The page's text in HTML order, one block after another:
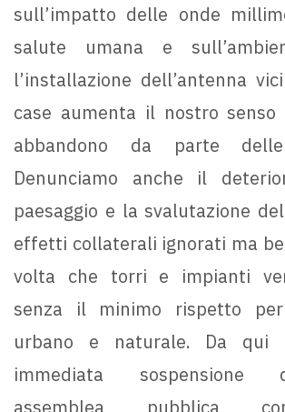
sull’impatto delle onde
salute umana e
l’installazione dell’antenna
case aumenta il nostro
abbandono da parte
Denunciamo anche il
paesaggio e la svalutazione
effetti collaterali ignorati ma
volta che torri e impianti
senza il minimo rispetto
urbano e naturale. Da qui
immediata sospensione
assemblea pubblica